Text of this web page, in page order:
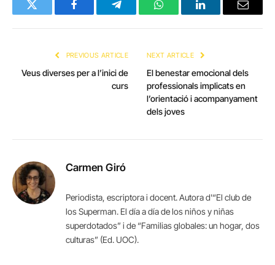
Twitter FacebookTelegramWhatsAppLinkedInEmail
PREVIOUS ARTICLE
Veus diverses per a l’inici de
curs
NEXT ARTICLE
El benestar emocional dels
professionals implicats en
l’orientació i acompanyament
dels joves
Carmen Giró
Periodista, escriptora i docent. Autora d'“El club de
los Superman. El día a día de los niños y niñas
superdotados” i de “Familias globales: un hogar, dos
culturas” (Ed. UOC).